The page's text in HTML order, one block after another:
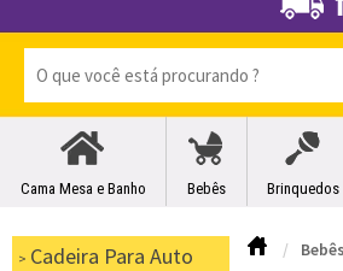
Cama Mesa e Banho Bebês Brinquedos
Cadeira Para Auto
Bebês